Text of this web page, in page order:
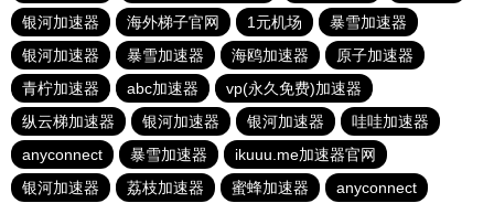
银河加速器
海外梯子官网 1元机场
暴雪加速器
银河加速器
暴雪加速器 海鸥加速器
原子加速器
青柠加速器
abc加速器
vp(永久免费)加速器
纵云梯加速器
银河加速器 银河加速器
哇哇加速器
anyconnect
暴雪加速器
ikuuu.me加速器官网
银河加速器
荔枝加速器 蜜蜂加速器 anyconnect